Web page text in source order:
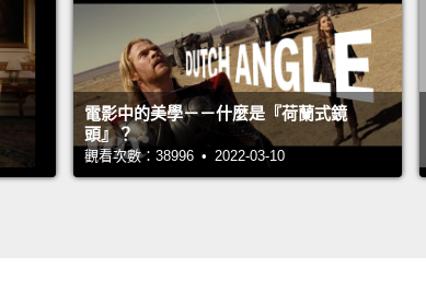
電影中的美學－－什麼是『荷蘭式鏡
頭』？
觀看次數：38996 • 2022-03-10